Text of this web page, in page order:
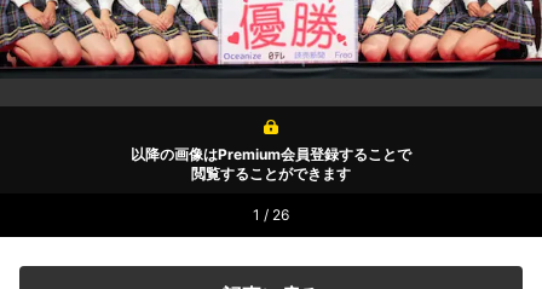
以降の画像はPremium会員登録することで
閲覧することができます
1 / 26